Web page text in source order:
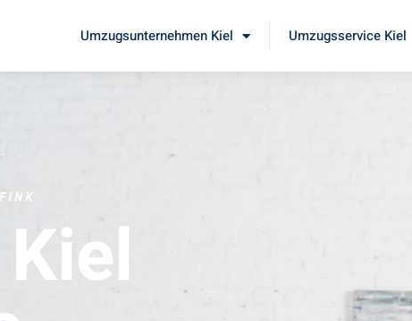
Umzugsunternehmen Kiel Umzugsservice Kiel